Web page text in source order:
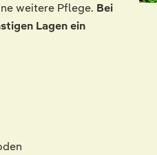
weitere Pflege. Bei
Lagen ein